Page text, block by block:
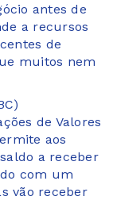
antes de
a recursos
de
muitos nem
de Valores
aos
a receber
com um
vão receber